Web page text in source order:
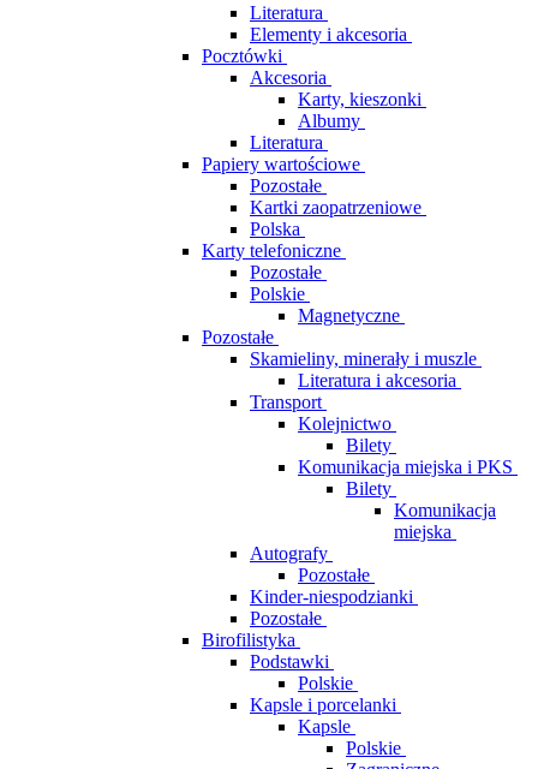
Literatura
Elementy i akcesoria
Pocztówki
Akcesoria
Karty, kieszonki
Albumy
Literatura
Papiery wartościowe
Pozostałe
Kartki zaopatrzeniowe
Polska
Karty telefoniczne
Pozostałe
Polskie
Magnetyczne
Pozostałe
Skamieliny, minerały i muszle
Literatura i akcesoria
Transport
Kolejnictwo
Bilety
Komunikacja miejska i PKS
Bilety
Komunikacja
miejska
Autografy
Pozostałe
Kinder-niespodzianki
Pozostałe
Birofilistyka
Podstawki
Polskie
Kapsle i porcelanki
Kapsle
Polskie